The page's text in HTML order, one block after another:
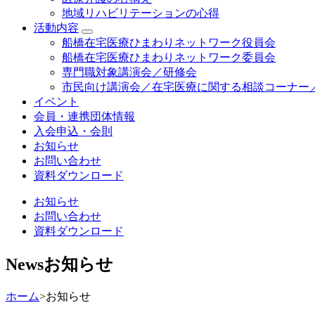
地域リハビリテーションの心得
活動内容
船橋在宅医療ひまわりネットワーク役員会
船橋在宅医療ひまわりネットワーク委員会
専門職対象講演会／研修会
市民向け講演会／在宅医療に関する相談コーナー
イベント
会員・連携団体情報
入会申込・会則
お知らせ
お問い合わせ
資料ダウンロード
お知らせ
お問い合わせ
資料ダウンロード
Newsお知らせ
ホーム>お知らせ